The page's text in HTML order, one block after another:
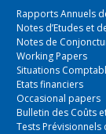
Rapports Annuels
Notes d’Etudes et
Notes de
Working Papers
Situations
Etats financiers
Occasional papers
Bulletin des Coûts
Tests Prévisionnels